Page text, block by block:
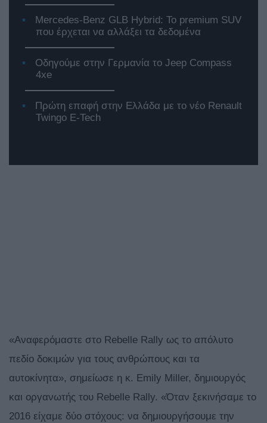
Mercedes-Benz GLB Hybrid: Το premium SUV
που έρχεται να αλλάξει τα δεδομένα
Οδηγούμε στην Γερμανία το Jeep Compass
4xe
Πρώτη επαφή στην Ελλάδα με το νέο Renault
Twingo E-Tech
«Αναφερόμαστε στο Rebelle Rally ως το απόλυτο
πεδίο δοκιμών για τους ανθρώπους και τα
αυτοκίνητα», σημείωσε η κ. Emily Miller, δημιουργός
και οργανωτής του Rebelle Rally. «Όταν ξεκινήσαμε το
2016 είχαμε δύο στόχους: να δημιουργήσουμε την